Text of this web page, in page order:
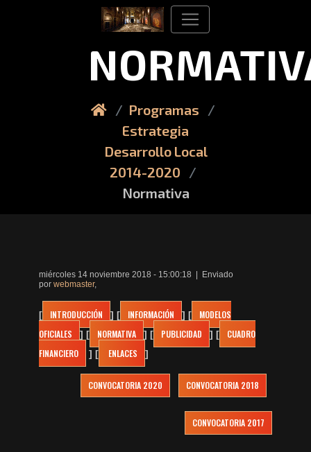
Programas
Estrategia
Desarrollo Local
2014-2020
Normativa
miércoles 14 noviembre 2018 - 15:00:18 | Enviado
por webmaster,
[ INTRODUCCIÓN ] [ INFORMACIÓN ] [
MODELOS
OFICIALES
] [ NORMATIVA ] [ PUBLICIDAD ] [
CUADRO
FINANCIERO
] [ ENLACES ]
CONVOCATORIA 2020 CONVOCATORIA 2018
CONVOCATORIA 2017